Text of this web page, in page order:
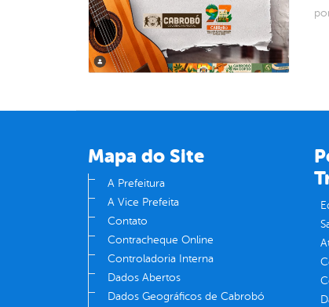
Mapa do Site
A Prefeitura
A Vice Prefeita
Contato
Contracheque Online
Controladoria Interna
Dados Abertos
Dados Geográficos de Cabrobó